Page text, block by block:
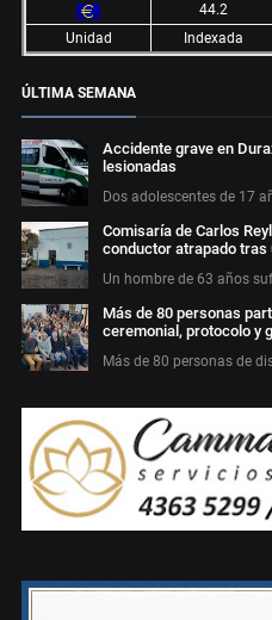
44.2
Unidad
Indexada
ÚLTIMA SEMANA
Accidente grave en
lesionadas
Dos adolescentes de 17
Comisaría de Carlos
conductor atrapado tras
Un hombre de 63 años
Más de 80 personas
ceremonial, protocolo y
Más de 80 personas de